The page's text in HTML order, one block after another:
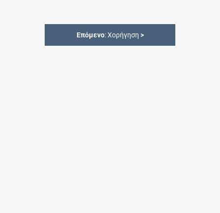
Επόμενο: Χορήγηση >